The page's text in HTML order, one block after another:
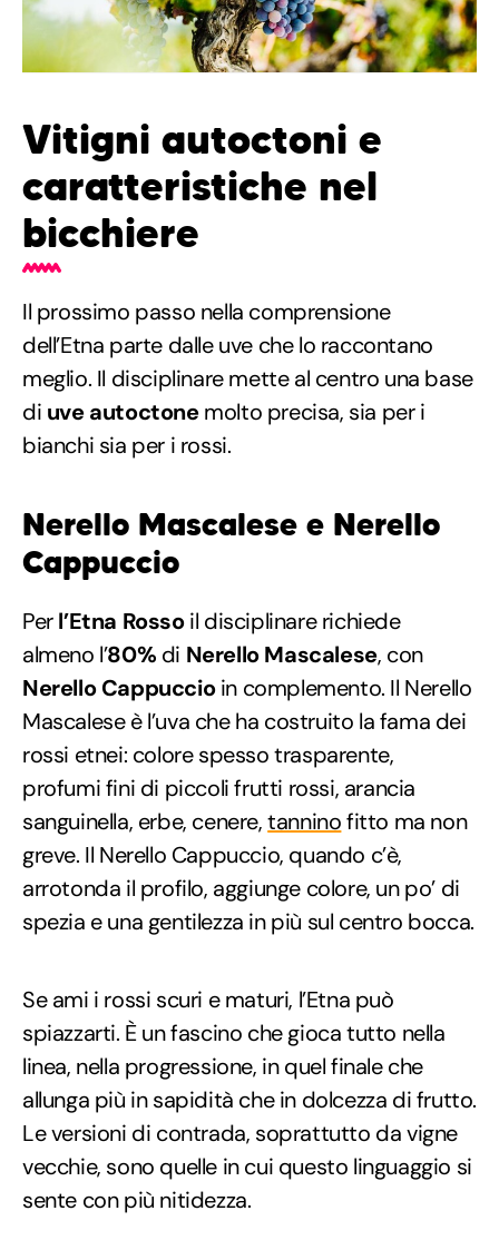
Vitigni autoctoni e
caratteristiche nel
bicchiere
Il prossimo passo nella comprensione
dell’Etna parte dalle uve che lo raccontano
meglio. Il disciplinare mette al centro una base
di uve autoctonemolto precisa, sia per i
bianchi sia per i rossi.
Nerello Mascalese e Nerello
Cappuccio
Perl’Etna Rossoil disciplinare richiede
almeno l’80% di NerelloMascalese, con
Nerello Cappuccioin complemento. Il Nerello
Mascalese è l’uva che ha costruito la fama dei
rossi etnei: colore spesso trasparente,
profumi fini di piccoli frutti rossi, arancia
sanguinella, erbe, cenere,tanninofitto ma non
greve. Il Nerello Cappuccio, quando c’è,
arrotonda il profilo, aggiunge colore, un po’ di
spezia e una gentilezza in più sul centro bocca.
Se ami i rossi scuri e maturi, l’Etna può
spiazzarti. È un fascino che gioca tutto nella
linea, nella progressione, in quel finale che
allunga più in sapidità che in dolcezza di frutto.
Le versioni di contrada, soprattutto da vigne
vecchie, sono quelle in cui questo linguaggio si
sente con più nitidezza.